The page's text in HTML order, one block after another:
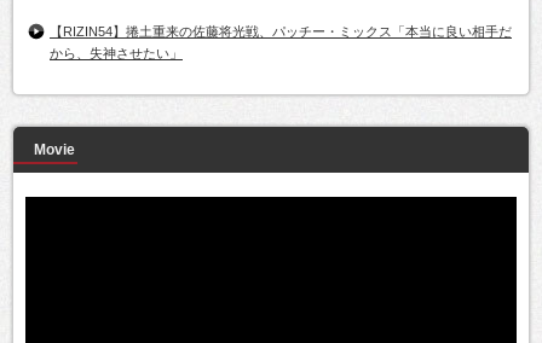
【RIZIN54】捲土重来の佐藤将光戦、パッチー・ミックス「本当に良い相手だ
から、失神させたい」
Movie